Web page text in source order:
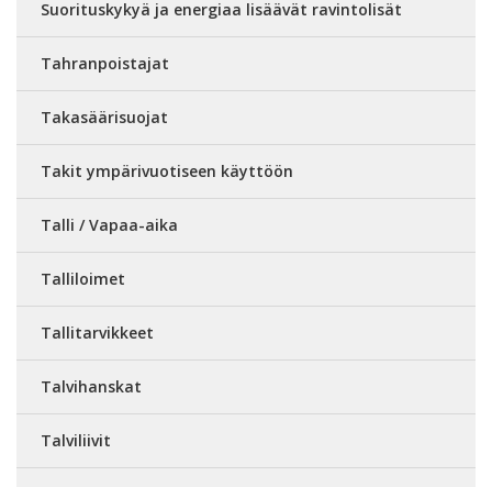
Suorituskykyä ja energiaa lisäävät ravintolisät
Tahranpoistajat
Takasäärisuojat
Takit ympärivuotiseen käyttöön
Talli / Vapaa-aika
Talliloimet
Tallitarvikkeet
Talvihanskat
Talviliivit